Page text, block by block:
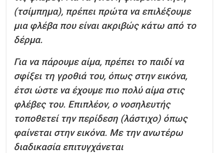
(τσίμπημα), πρέπει πρώτα να επιλέξουμε
μια φλέβα που είναι ακριβώς κάτω από το
δέρμα.
Για να πάρουμε αίμα, πρέπει το παιδί να
σφίξει τη γροθιά του, όπως στην εικόνα,
έτσι ώστε να έχουμε πιο πολύ αίμα στις
φλέβες του. Επιπλέον, ο νοσηλευτής
τοποθετεί την περίδεση (λάστιχο) όπως
φαίνεται στην εικόνα. Με την ανωτέρω
διαδικασία επιτυγχάνεται